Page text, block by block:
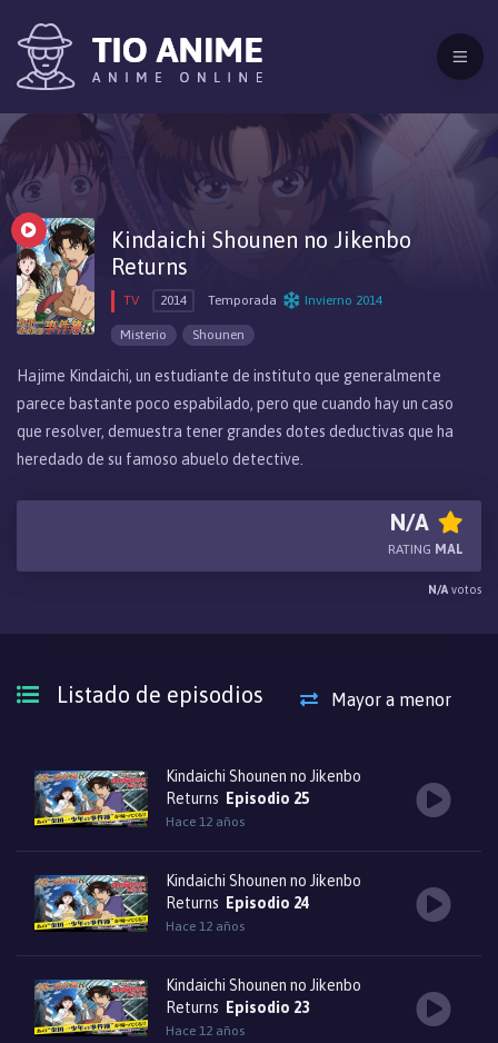
Kindaichi Shounen no Jikenbo
Returns
TV 2014 Temporada Invierno 2014
Misterio Shounen
Hajime Kindaichi, un estudiante de instituto que generalmente
parece bastante poco espabilado, pero que cuando hay un caso
que resolver, demuestra tener grandes dotes deductivas que ha
heredado de su famoso abuelo detective.
N/A
RATING MAL
N/A votos
Listado de episodios Mayor a menor
Kindaichi Shounen no Jikenbo
Returns
Episodio 25
Hace 12 años
Kindaichi Shounen no Jikenbo
Returns
Episodio 24
Hace 12 años
Kindaichi Shounen no Jikenbo
Returns
Episodio 23
Hace 12 años